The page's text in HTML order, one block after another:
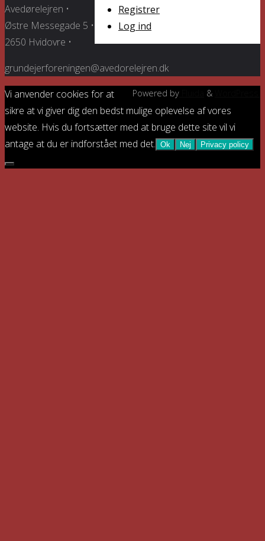
Registrer
Log ind
Avedørelejren •
Østre Messegade 5 •
2650 Hvidovre •
grundejerforeningen@avedorelejren.dk
Powered by &
Vi anvender cookies for at
sikre at vi giver dig den bedst mulige oplevelse af vores
website. Hvis du fortsætter med at bruge dette site vil vi
antage at du er indforstået med det. Ok Nej Privacy policy